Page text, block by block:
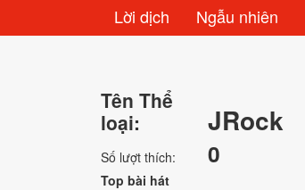
Lời dịch Ngẫu nhiên
Tên Thể
loại:
JRock
Số lượt thích: 0
Top bài hát